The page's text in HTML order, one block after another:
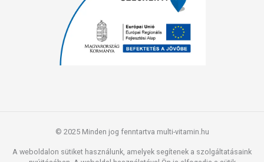
© 2025 Minden jog fenntartva multi-vitamin.hu
A weboldalon sütiket használunk, amelyek segítenek a szolgáltatásaink